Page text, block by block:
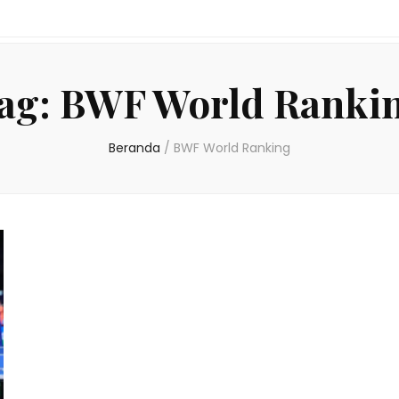
BWF World
Beranda / BWF World Ranking